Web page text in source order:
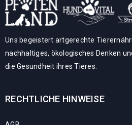
Uns begeistert artgerechte
nachhaltiges, ökologisches Denken
die Gesundheit ihres Tieres.
RECHTLICHE HINWEISE